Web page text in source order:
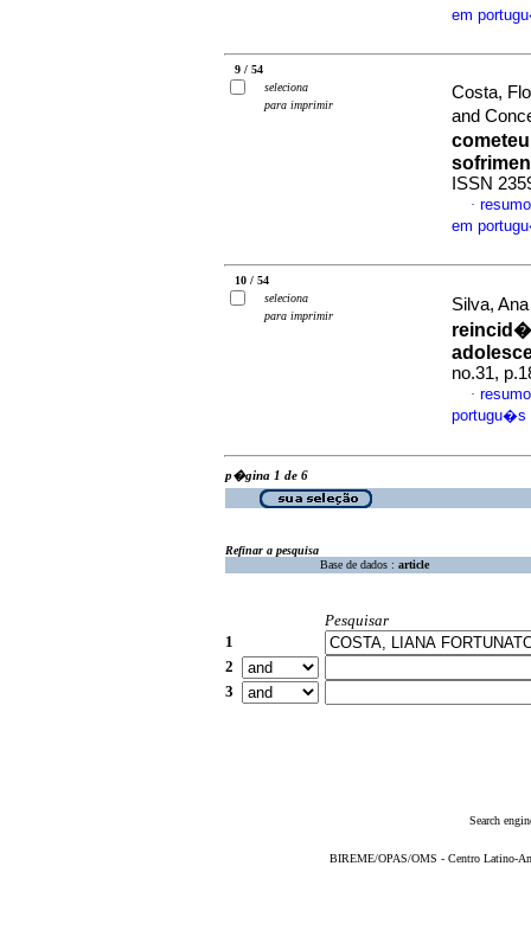
em
9 / 54
seleciona
para imprimir
Costa,
and
ISSN
·
em
10 / 54
seleciona
para imprimir
Silva,
no.31,
·
portugu�s
p�gina 1 de 6
Refinar a pesquisa
Base de dados : article
Pesquisar
1
2
3
Search
BIREME/OPAS/OMS - Centro Latino-